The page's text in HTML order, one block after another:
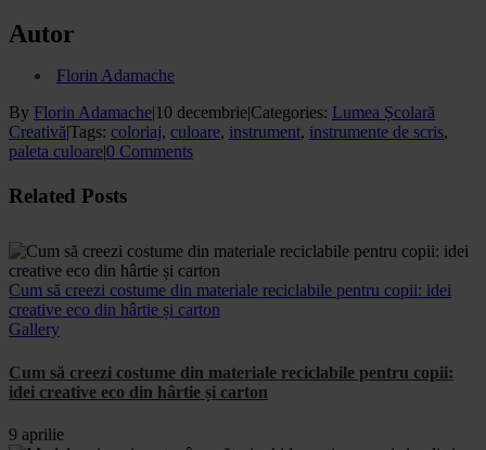
Autor
Florin Adamache
By Florin Adamache|10 decembrie|Categories: Lumea Școlară
Creativă|Tags: coloriaj, culoare, instrument, instrumente de scris,
paleta culoare|0 Comments
Facebook
X
WhatsApp
Email
Related Posts
Cum să creezi costume din materiale reciclabile pentru copii: idei
creative eco din hârtie și carton
Gallery
Cum să creezi costume din materiale reciclabile pentru copii:
idei creative eco din hârtie și carton
9 aprilie